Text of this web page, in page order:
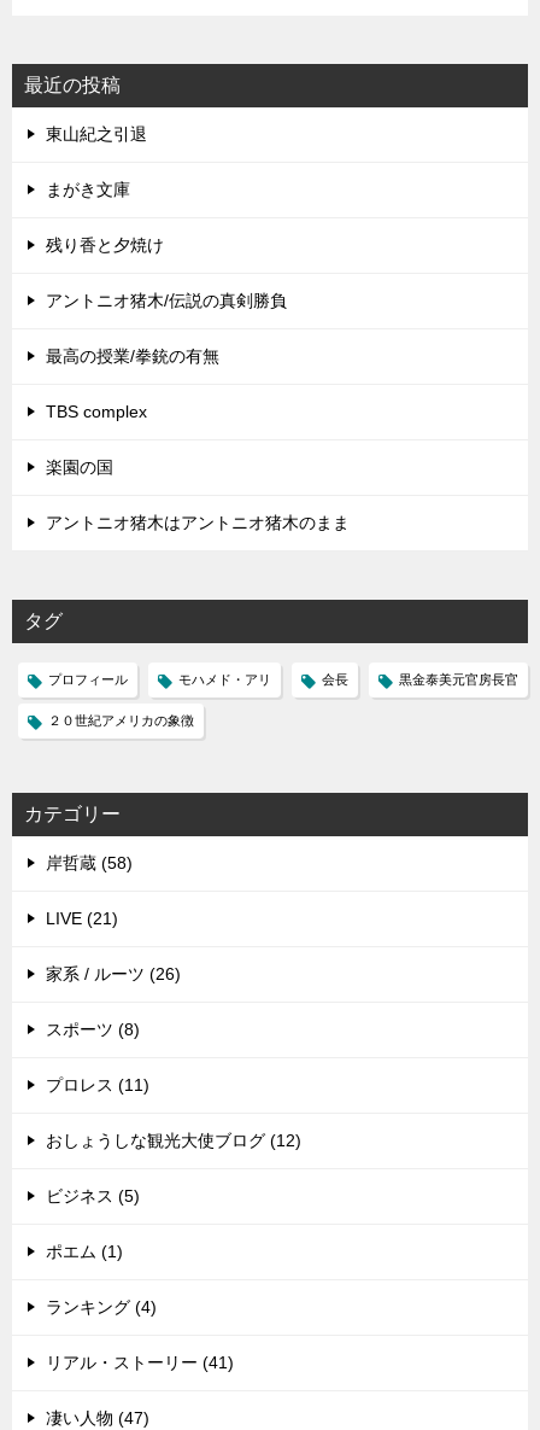
最近の投稿
東山紀之引退
まがき文庫
残り香と夕焼け
アントニオ猪木/伝説の真剣勝負
最高の授業/拳銃の有無
TBS complex
楽園の国
アントニオ猪木はアントニオ猪木のまま
タグ
プロフィール モハメド・アリ 会長 黒金泰美元官房長官
２０世紀アメリカの象徴
カテゴリー
岸哲蔵 (58)
LIVE (21)
家系 / ルーツ (26)
スポーツ (8)
プロレス (11)
おしょうしな観光大使ブログ (12)
ビジネス (5)
ポエム (1)
ランキング (4)
リアル・ストーリー (41)
凄い人物 (47)